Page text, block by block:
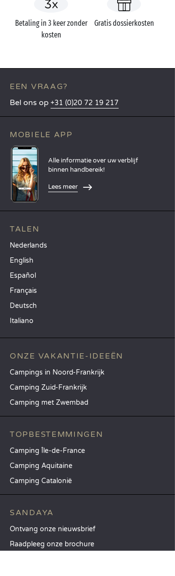
Betaling in 3 keer zonder
kosten
Gratis dossierkosten
EEN VRAAG?
Bel ons op +31 (0)20 72 19 217
MOBIELE APP
Alle informatie over uw verblijf
binnen handbereik!
Lees meer
TALEN
Nederlands
English
Español
Français
Deutsch
Italiano
ONZE VAKANTIE-IDEEËN
Campings in Noord-Frankrijk
Camping Zuid-Frankrijk
Camping met Zwembad
TOPBESTEMMINGEN
Camping Île-de-France
Camping Aquitaine
Camping Catalonië
SANDAYA
Ontvang onze nieuwsbrief
Raadpleeg onze brochure